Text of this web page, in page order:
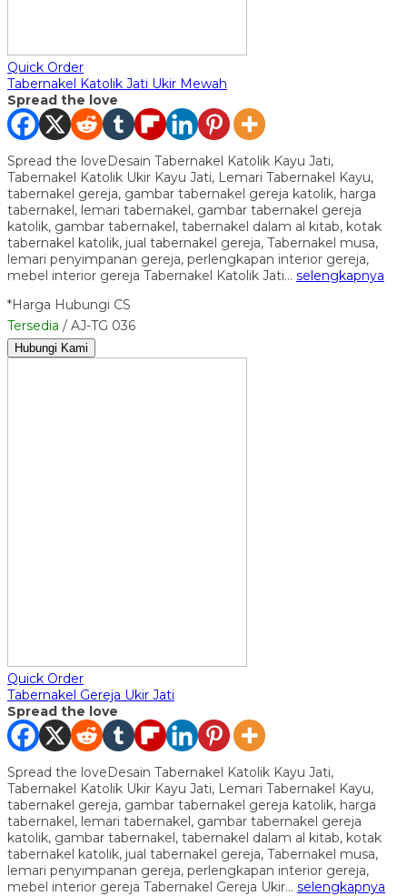
Quick Order
Tabernakel Katolik Jati Ukir Mewah
Spread the love
Spread the loveDesain Tabernakel Katolik Kayu Jati,
Tabernakel Katolik Ukir Kayu Jati, Lemari Tabernakel Kayu,
tabernakel gereja, gambar tabernakel gereja katolik, harga
tabernakel, lemari tabernakel, gambar tabernakel gereja
katolik, gambar tabernakel, tabernakel dalam al kitab, kotak
tabernakel katolik, jual tabernakel gereja, Tabernakel musa,
lemari penyimpanan gereja, perlengkapan interior gereja,
mebel interior gereja Tabernakel Katolik Jati… selengkapnya
*Harga Hubungi CS
Tersedia / AJ-TG 036
Hubungi Kami
Quick Order
Tabernakel Gereja Ukir Jati
Spread the love
Spread the loveDesain Tabernakel Katolik Kayu Jati,
Tabernakel Katolik Ukir Kayu Jati, Lemari Tabernakel Kayu,
tabernakel gereja, gambar tabernakel gereja katolik, harga
tabernakel, lemari tabernakel, gambar tabernakel gereja
katolik, gambar tabernakel, tabernakel dalam al kitab, kotak
tabernakel katolik, jual tabernakel gereja, Tabernakel musa,
lemari penyimpanan gereja, perlengkapan interior gereja,
mebel interior gereja Tabernakel Gereja Ukir… selengkapnya